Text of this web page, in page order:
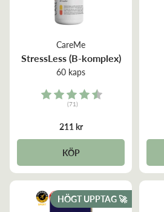
CareMe
StressLess (B-komplex)
60 kaps
Rating:
(71)
211 kr
KÖP
HÖGT UPPTAG 🚀